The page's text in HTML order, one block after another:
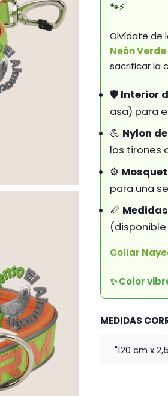
🐾⚡
Olvídate de
Neón Verde
sacrificar la
🛡️ Interior
asa) para
💪 Nylon
los tirones
⚙️
para una
📏
Collar
✨ Color
MEDIDAS